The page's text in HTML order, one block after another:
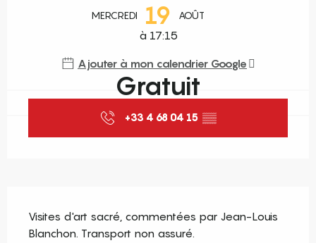
MERCREDI 19 AOÛT
à 17:15
Ajouter à mon calendrier Google
Gratuit
+33 4 68 04 15 ▒▒
Visites d'art sacré, commentées par Jean-Louis
Blanchon. Transport non assuré.